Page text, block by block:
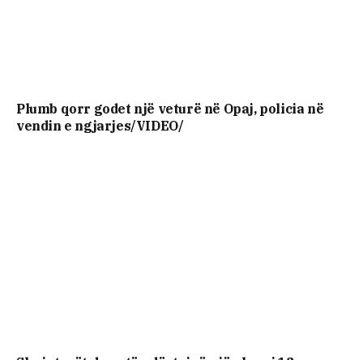
Plumb qorr godet një veturë në Opaj, policia në
vendin e ngjarjes/VIDEO/